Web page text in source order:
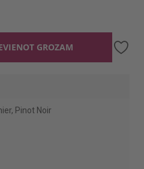
GROZAM
Pinot Noir